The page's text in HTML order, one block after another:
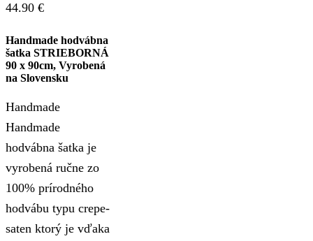
44.90 €
Handmade hodvábna
šatka STRIEBORNÁ
90 x 90cm, Vyrobená
na Slovensku
Handmade
Handmade
hodvábna šatka je
vyrobená ručne zo
100% prírodného
hodvábu typu crepe-
saten ktorý je vďaka